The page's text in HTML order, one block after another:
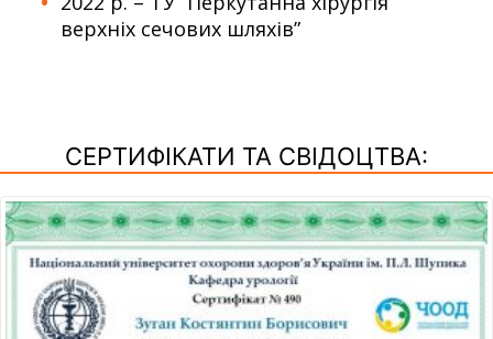
верхніх сечових шляхів”
СЕРТИФІКАТИ ТА СВІДОЦТВА: